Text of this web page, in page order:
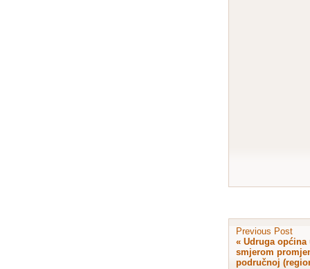
Previous Post
« Udruga općina
smjerom
područnoj